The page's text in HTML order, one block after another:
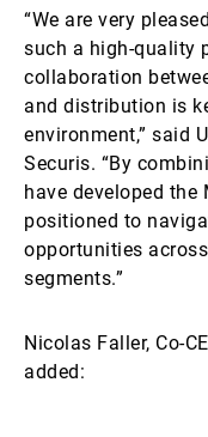
“We are very
such a high-quality
collaboration
and distribution is
environment,” said
Securis. “By
have developed the
positioned to
opportunities
segments.”
Nicolas Faller, Co-
added: